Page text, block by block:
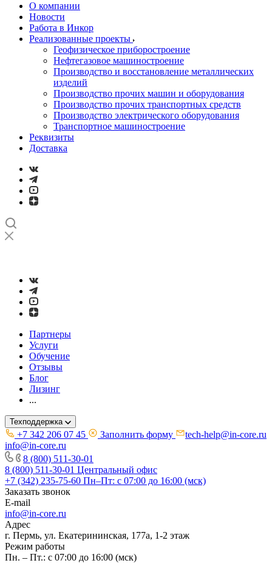
О компании
Новости
Работа в Инкор
Реализованные проекты
Геофизическое приборостроение
Нефтегазовое машиностроение
Производство и восстановление металлических
изделий
Производство прочих машин и оборудования
Производство прочих транспортных средств
Производство электрического оборудования
Транспортное машиностроение
Реквизиты
Доставка
Партнеры
Услуги
Обучение
Отзывы
Блог
Лизинг
...
Техподдержка
+7 342 206 07 45 Заполнить форму
tech-help@in-core.ru
info@in-core.ru
8 (800) 511-30-01
8 (800) 511-30-01 Центральный офис
+7 (342) 235-75-60 Пн–Пт: с 07:00 до 16:00 (мск)
Заказать звонок
E-mail
info@in-core.ru
Адрес
г. Пермь, ул. ​Екатерининская, 177а, ​1-2 этаж
Режим работы
Пн. – Пт.: с 07:00 до 16:00 (мск)